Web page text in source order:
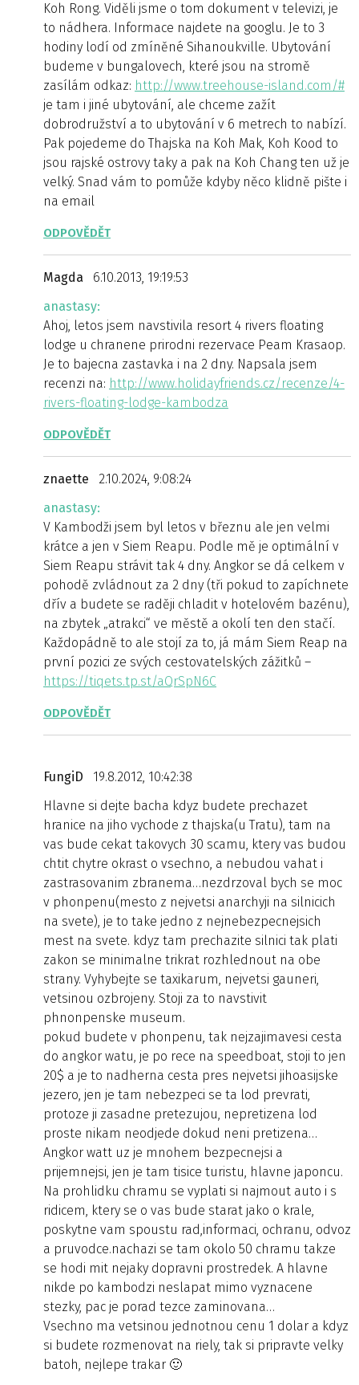
Koh Rong. Viděli jsme o tom dokument v televizi, je
to nádhera. Informace najdete na googlu. Je to 3
hodiny lodí od zmíněné Sihanoukville. Ubytování
budeme v bungalovech, které jsou na stromě
zasílám odkaz: http://www.treehouse-island.com/#
je tam i jiné ubytování, ale chceme zažít
dobrodružství a to ubytování v 6 metrech to nabízí.
Pak pojedeme do Thajska na Koh Mak, Koh Kood to
jsou rajské ostrovy taky a pak na Koh Chang ten už je
velký. Snad vám to pomůže kdyby něco klidně pište i
na email
ODPOVĚDĚT
Magda
6.10.2013, 19:19:53
anastasy:
Ahoj, letos jsem navstivila resort 4 rivers floating
lodge u chranene prirodni rezervace Peam Krasaop.
Je to bajecna zastavka i na 2 dny. Napsala jsem
recenzi na: http://www.holidayfriends.cz/recenze/4-
rivers-floating-lodge-kambodza
ODPOVĚDĚT
znaette
2.10.2024, 9:08:24
anastasy:
V Kambodži jsem byl letos v březnu ale jen velmi
krátce a jen v Siem Reapu. Podle mě je optimální v
Siem Reapu strávit tak 4 dny. Angkor se dá celkem v
pohodě zvládnout za 2 dny (tři pokud to zapíchnete
dřív a budete se raději chladit v hotelovém bazénu),
na zbytek „atrakci“ ve městě a okolí ten den stačí.
Každopádně to ale stojí za to, já mám Siem Reap na
první pozici ze svých cestovatelských zážitků –
https://tiqets.tp.st/aQrSpN6C
ODPOVĚDĚT
FungiD
19.8.2012, 10:42:38
Hlavne si dejte bacha kdyz budete prechazet
hranice na jiho vychode z thajska(u Tratu), tam na
vas bude cekat takovych 30 scamu, ktery vas budou
chtit chytre okrast o vsechno, a nebudou vahat i
zastrasovanim zbranema…nezdrzoval bych se moc
v phonpenu(mesto z nejvetsi anarchyji na silnicich
na svete), je to take jedno z nejnebezpecnejsich
mest na svete. kdyz tam prechazite silnici tak plati
zakon se minimalne trikrat rozhlednout na obe
strany. Vyhybejte se taxikarum, nejvetsi gauneri,
vetsinou ozbrojeny. Stoji za to navstivit
phnonpenske museum.
pokud budete v phonpenu, tak nejzajimavesi cesta
do angkor watu, je po rece na speedboat, stoji to jen
20$ a je to nadherna cesta pres nejvetsi jihoasijske
jezero, jen je tam nebezpeci se ta lod prevrati,
protoze ji zasadne pretezujou, nepretizena lod
proste nikam neodjede dokud neni pretizena…
Angkor watt uz je mnohem bezpecnejsi a
prijemnejsi, jen je tam tisice turistu, hlavne japoncu.
Na prohlidku chramu se vyplati si najmout auto i s
ridicem, ktery se o vas bude starat jako o krale,
poskytne vam spoustu rad,informaci, ochranu, odvoz
a pruvodce.nachazi se tam okolo 50 chramu takze
se hodi mit nejaky dopravni prostredek. A hlavne
nikde po kambodzi neslapat mimo vyznacene
stezky, pac je porad tezce zaminovana…
Vsechno ma vetsinou jednotnou cenu 1 dolar a kdyz
si budete rozmenovat na riely, tak si pripravte velky
batoh, nejlepe trakar 🙂